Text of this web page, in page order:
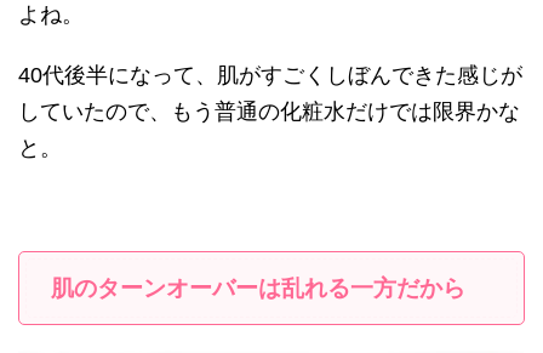
よね。
40代後半になって、肌がすごくしぼんできた感じが
していたので、もう普通の化粧水だけでは限界かな
と。
肌のターンオーバーは乱れる一方だから